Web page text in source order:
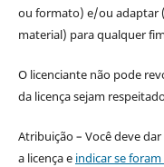
ou formato) e/ou adaptar
material) para qualquer
O licenciante não pode
da licença sejam
Atribuição – Você deve dar
a licença e indicar se